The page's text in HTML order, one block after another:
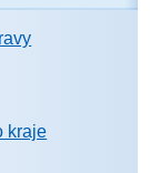
kraje